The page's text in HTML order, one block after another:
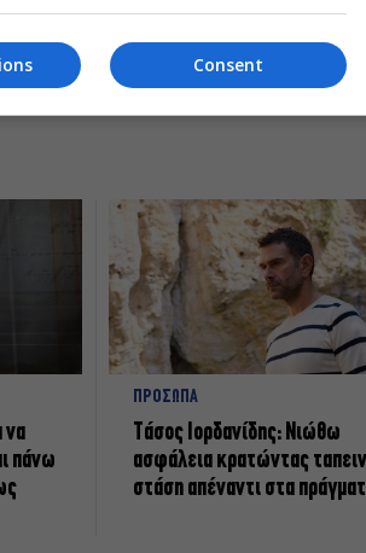
να
πάνω
ΠΡΟΣΩΠΑ
Tάσος Ιορδανίδης: Νιώθω
ασφάλεια κρατώντας
στάση απέναντι στα
Consent